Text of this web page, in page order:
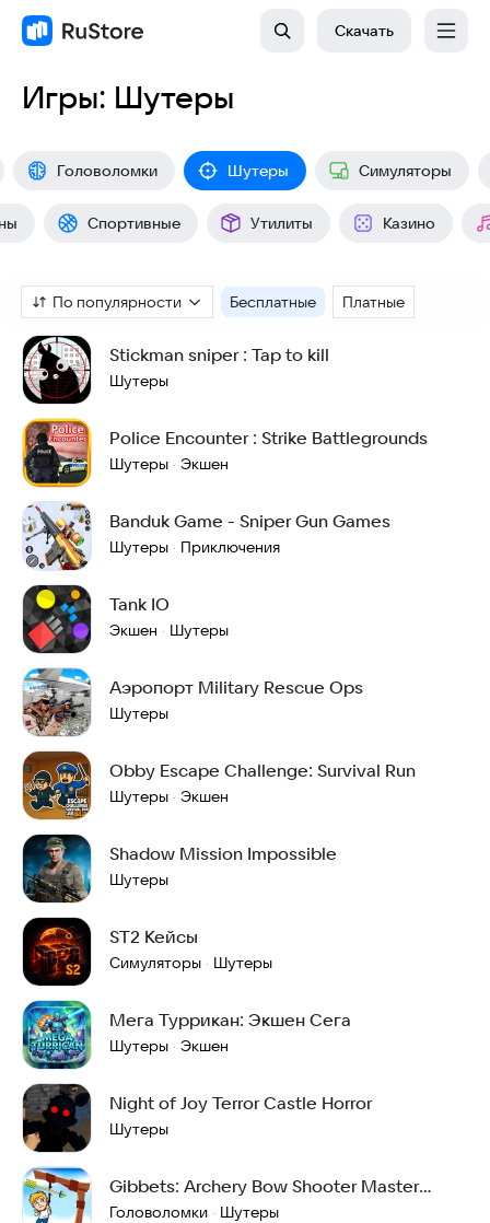
Скачать
Игры: Шутеры
Головоломки Шутеры Симуляторы
Спортивные Утилиты Казино
По популярности Бесплатные Платные
Stickman sniper : Tap to kill
Шутеры
Police Encounter : Strike Battlegrounds
Шутеры · Экшен
Banduk Game - Sniper Gun Games
Шутеры · Приключения
Tank IO
Экшен · Шутеры
Аэропорт Military Rescue Ops
Шутеры
Obby Escape Challenge: Survival Run
Шутеры · Экшен
Shadow Mission Impossible
Шутеры
ST2 Кейсы
Симуляторы · Шутеры
Мега Туррикан: Экшен Сега
Шутеры · Экшен
Night of Joy Terror Castle Horror
Шутеры
Gibbets: Archery Bow Shooter Master
Puzzle Game
Головоломки · Шутеры